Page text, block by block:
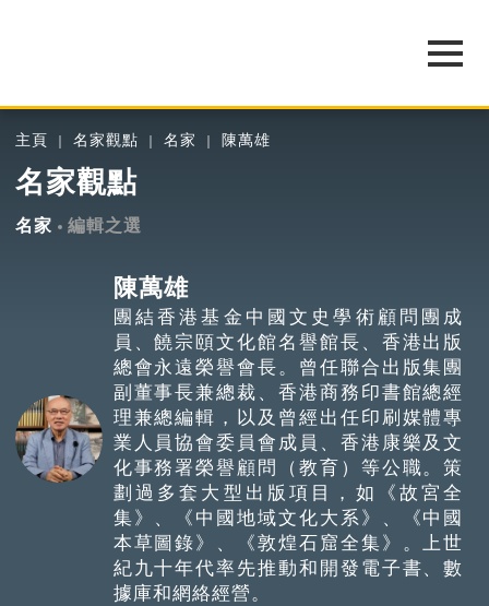
主頁 名家觀點 名家 陳萬雄
名家觀點
名家 編輯之選
陳萬雄
團結香港基金中國文史學術顧問團成
員、饒宗頤文化館名譽館長、香港出版
總會永遠榮譽會長。曾任聯合出版集團
副董事長兼總裁、香港商務印書館總經
理兼總編輯，以及曾經出任印刷媒體專
業人員協會委員會成員、香港康樂及文
化事務署榮譽顧問（教育）等公職。策
劃過多套大型出版項目，如《故宮全
集》、《中國地域文化大系》、《中國
本草圖錄》、《敦煌石窟全集》。上世
紀九十年代率先推動和開發電子書、數
據庫和網絡經營。